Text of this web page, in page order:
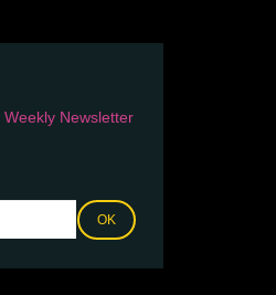
Weekly Newsletter
OK